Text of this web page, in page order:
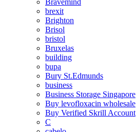
brexit
Brighton
Brisol
bristol
Bruxelas
building
bupa
Bury St.Edmunds
business
Business Storage Singapore
Buy levofloxacin wholesale
Buy Verified Skrill Account
C